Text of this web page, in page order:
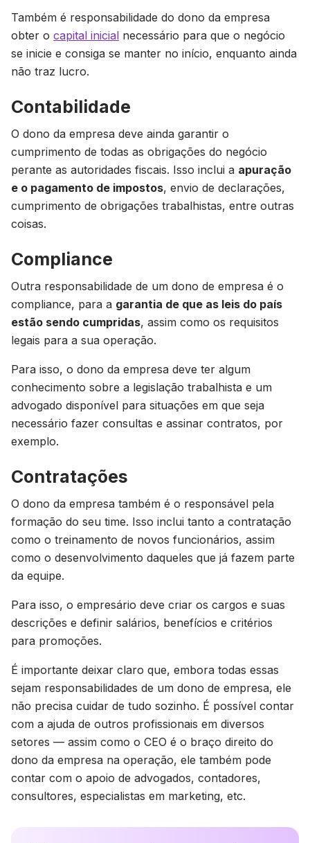
Também é responsabilidade do dono da empresa
obter o capital inicial necessário para que o negócio
se inicie e consiga se manter no início, enquanto ainda
não traz lucro.
Contabilidade
O dono da empresa deve ainda garantir o
cumprimento de todas as obrigações do negócio
perante as autoridades fiscais. Isso inclui a apuração
e o pagamento de impostos, envio de declarações,
cumprimento de obrigações trabalhistas, entre outras
coisas.
Compliance
Outra responsabilidade de um dono de empresa é o
compliance, para a garantia de que as leis do país
estão sendo cumpridas, assim como os requisitos
legais para a sua operação.
Para isso, o dono da empresa deve ter algum
conhecimento sobre a legislação trabalhista e um
advogado disponível para situações em que seja
necessário fazer consultas e assinar contratos, por
exemplo.
Contratações
O dono da empresa também é o responsável pela
formação do seu time. Isso inclui tanto a contratação
como o treinamento de novos funcionários, assim
como o desenvolvimento daqueles que já fazem parte
da equipe.
Para isso, o empresário deve criar os cargos e suas
descrições e definir salários, benefícios e critérios
para promoções.
É importante deixar claro que, embora todas essas
sejam responsabilidades de um dono de empresa, ele
não precisa cuidar de tudo sozinho. É possível contar
com a ajuda de outros profissionais em diversos
setores — assim como o CEO é o braço direito do
dono da empresa na operação, ele também pode
contar com o apoio de advogados, contadores,
consultores, especialistas em marketing, etc.